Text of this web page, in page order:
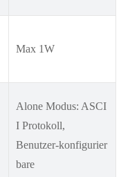
Max 1W
Alone Modus: ASCI
I Protokoll,
Benutzer-konfigurier
bare